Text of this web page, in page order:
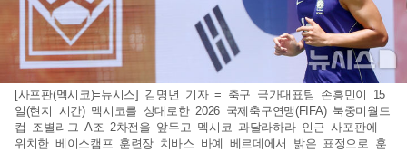
[사포판(멕시코)=뉴시스] 김명년 기자 = 축구 국가대표팀 손흥민이 15
일(현지 시간) 멕시코를 상대로한 2026 국제축구연맹(FIFA) 북중미월드
컵 조별리그 A조 2차전을 앞두고 멕시코 과달라하라 인근 사포판에
위치한 베이스캠프 훈련장 치바스 바예 베르데에서 밝은 표정으로 훈